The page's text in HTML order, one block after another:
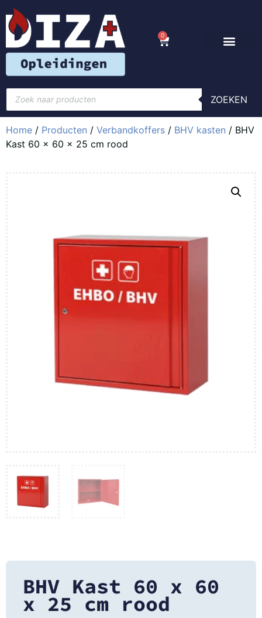
0
ZOEKEN
Home / Producten / Verbandkoffers / BHV kasten / BHV
Kast 60 x 60 x 25 cm rood
BHV Kast 60 x 60
x 25 cm rood